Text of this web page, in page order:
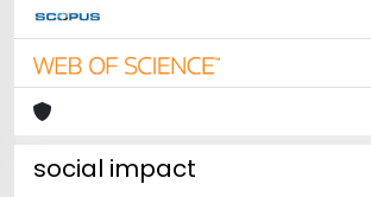
social impact